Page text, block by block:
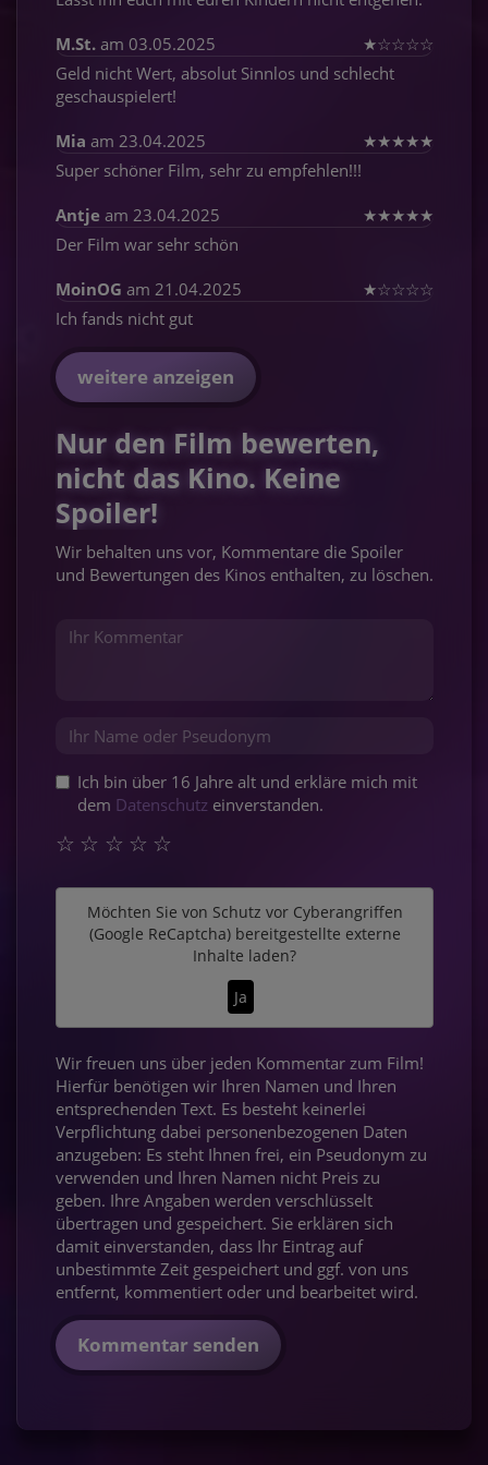
M.St. am 03.05.2025 ★☆☆☆☆
Geld nicht Wert, absolut Sinnlos und schlecht
geschauspielert!
Mia am 23.04.2025 ★★★★★
Super schöner Film, sehr zu empfehlen!!!
Antje am 23.04.2025 ★★★★★
Der Film war sehr schön
MoinOG am 21.04.2025 ★☆☆☆☆
Ich fands nicht gut
weitere anzeigen
Nur den Film bewerten,
nicht das Kino. Keine
Spoiler!
Wir behalten uns vor, Kommentare die Spoiler
und Bewertungen des Kinos enthalten, zu löschen.
Ich bin über 16 Jahre alt und erkläre mich mit
dem Datenschutz einverstanden.
☆
☆
☆
☆
☆
Möchten Sie von Schutz vor Cyberangriffen
(Google ReCaptcha)bereitgestellte externe
Inhalte laden?
Ja
Wir freuen uns über jeden Kommentar zum Film!
Hierfür benötigen wir Ihren Namen und Ihren
entsprechenden Text. Es besteht keinerlei
Verpflichtung dabei personenbezogenen Daten
anzugeben: Es steht Ihnen frei, ein Pseudonym zu
verwenden und Ihren Namen nicht Preis zu
geben. Ihre Angaben werden verschlüsselt
übertragen und gespeichert. Sie erklären sich
damit einverstanden, dass Ihr Eintrag auf
unbestimmte Zeit gespeichert und ggf. von uns
entfernt, kommentiert oder und bearbeitet wird.
Kommentar senden